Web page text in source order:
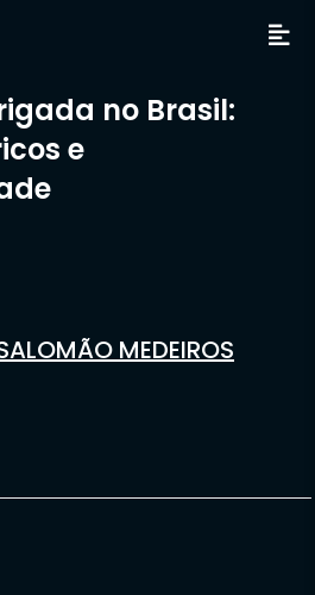
no Brasil:
e
MEDEIROS